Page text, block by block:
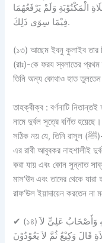
الْمَكْتُوْبَةِ وَلَمْ يَرْفَعُهُمَا
فِيْمَا سِوَى ذَلِكَ.
(১৩) আছেম ইবনু কুলাইব তার
(রাঃ)-কে ফরয স্বলাতের
তিনি অন্য কোথাও হাত
তাহক্বীক্ব :বর্ণনাটি নিতান্তই
নামে দুর্বল সূত্রে বর্ণিত
সঠিক নয় যে, তিনি রাসূল (ﷺ)-এর কর্মের উপর নিজের কর্ম প্রাধান্য দিয়েছেন। বরং
এর রাবী আবুবকর নাহশালীই
করা যায় এবং কোন সুন্নাত
মাস‘ঊদ এবং তাদের থেকে যারা
রাফ‘উল ইয়াদায়েন করতেন না
✔ (১৪) عَنْ أَبِىْ إِسْحَاقَ قَالَ كَانَ أَصْحَابُ عَبْدِ اللهِ وَأَصْحَابُ عَلِىٍّ لاَ